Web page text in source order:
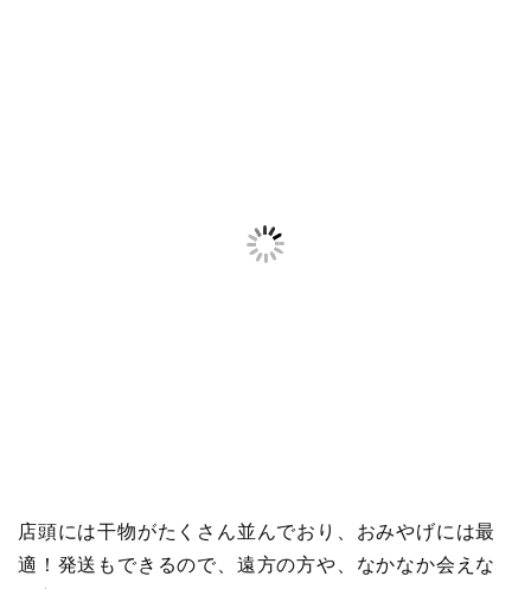
店頭には干物がたくさん並んでおり、おみやげには最
適！発送もできるので、遠方の方や、なかなか会えな